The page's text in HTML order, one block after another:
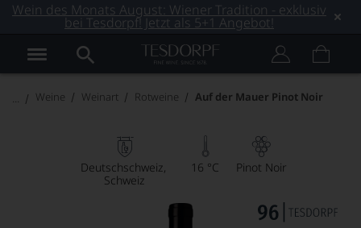
Wein des Monats August: Wiener Tradition - exklusiv
bei Tesdorpf! Jetzt als 5+1 Angebot!
Weine Weinart Rotweine Auf der Mauer Pinot Noir
Deutschschweiz
Schweiz
16 °C Pinot Noir